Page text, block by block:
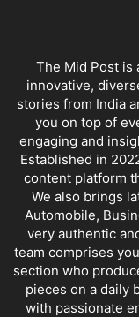
The Mid Post is
innovative,
stories from India
you on top of
engaging and
Established in
content platform
We also brings
Automobile,
very authentic
team comprises
section who
pieces on a daily
with passionate